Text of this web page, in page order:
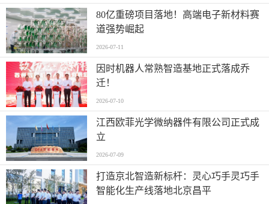
80亿重磅项目落地！高端电子新材料赛
道强势崛起
2026-07-11
因时机器人常熟智造基地正式落成乔
迁！
2026-07-10
江西欧菲光学微纳器件有限公司正式成
立
2026-07-09
打造京北智造新标杆：灵心巧手灵巧手
智能化生产线落地北京昌平